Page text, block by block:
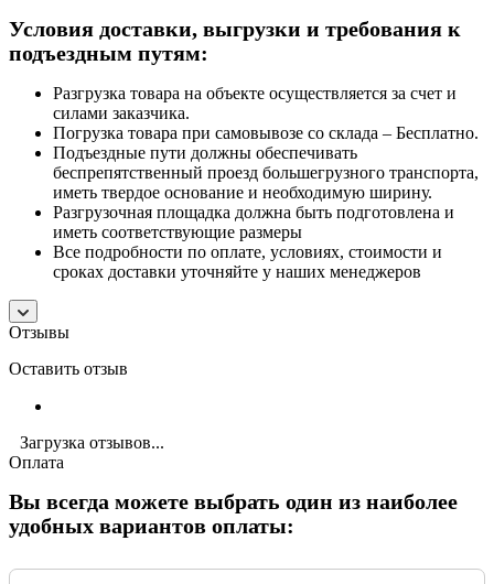
Условия доставки, выгрузки и требования к
подъездным путям:
Разгрузка товара на объекте осуществляется за счет и
силами заказчика.
Погрузка товара при самовывозе со склада – Бесплатно.
Подъездные пути должны обеспечивать
беспрепятственный проезд большегрузного транспорта,
иметь твердое основание и необходимую ширину.
Разгрузочная площадка должна быть подготовлена и
иметь соответствующие размеры
Все подробности по оплате, условиях, стоимости и
сроках доставки уточняйте у наших менеджеров
Отзывы
Оставить отзыв
Загрузка отзывов...
Оплата
Вы всегда можете выбрать один из наиболее
удобных вариантов оплаты: